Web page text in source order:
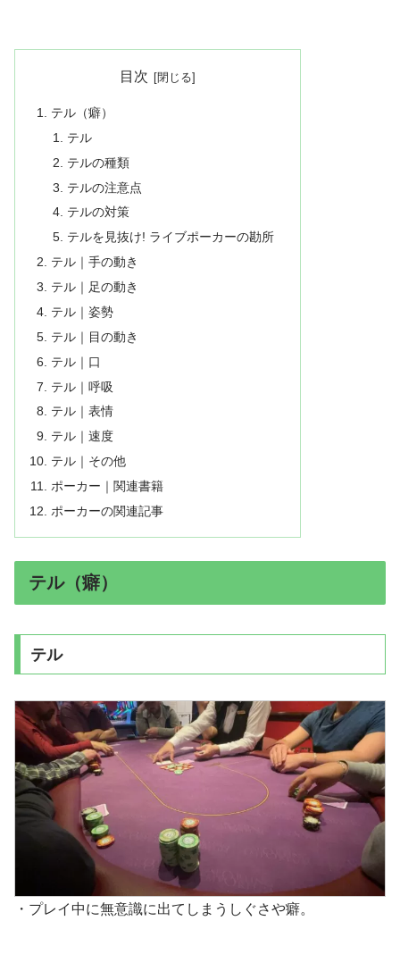
目次
テル（癖）
テル
テルの種類
テルの注意点
テルの対策
テルを見抜け! ライブポーカーの勘所
テル｜手の動き
テル｜足の動き
テル｜姿勢
テル｜目の動き
テル｜口
テル｜呼吸
テル｜表情
テル｜速度
テル｜その他
ポーカー｜関連書籍
ポーカーの関連記事
テル（癖）
テル
・プレイ中に無意識に出てしまうしぐさや癖。